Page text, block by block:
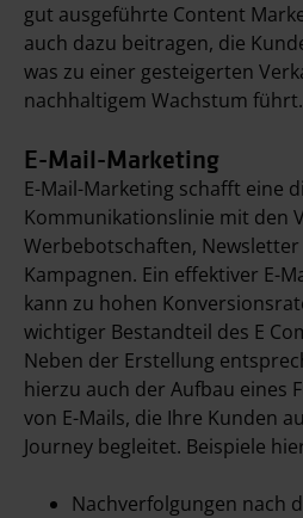
gut ausgeführte Content
auch dazu beitragen, die
was zu einer gesteigerten
nachhaltigem Wachstum führt.
E-Mail-Marketing
E-Mail-Marketing schafft eine
Kommunikationslinie mit den
Werbebotschaften,
Kampagnen. Ein effektiver E-
kann zu hohen
wichtiger Bestandteil des E
Neben der Erstellung
hierzu auch der Aufbau eines
von E-Mails, die Ihre Kunden
Journey begleitet. Beispiele
Nachverfolgungen nach